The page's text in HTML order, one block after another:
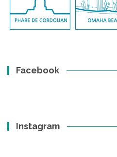
Facebook
Instagram